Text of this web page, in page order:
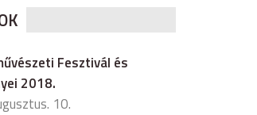
Fesztivál és
2018.
10.